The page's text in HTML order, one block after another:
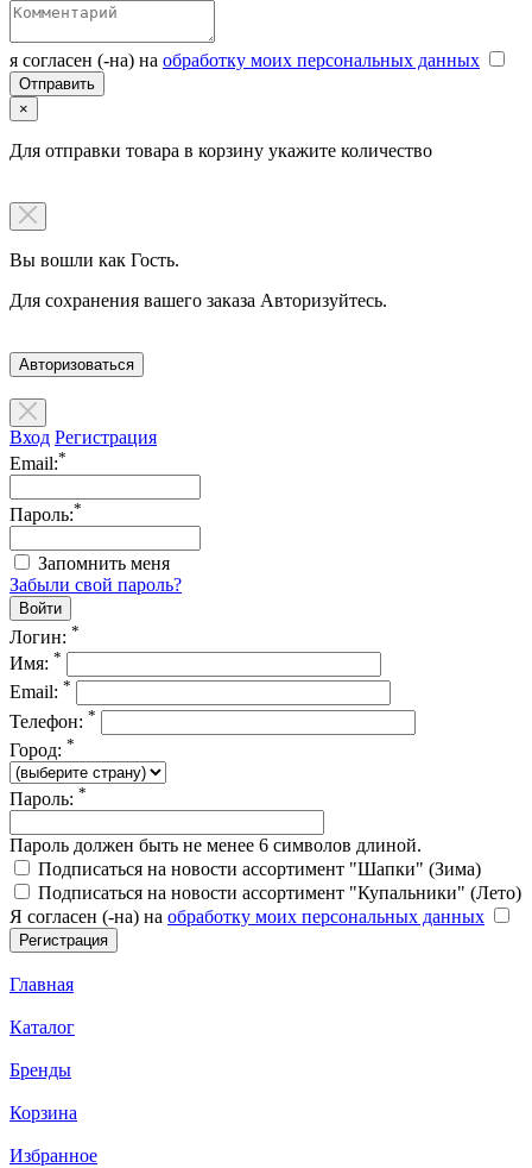
я согласен (-на) на обработку моих персональных данных
×
Для отправки товара в корзину укажите количество
Вы вошли как Гость.
Для сохранения вашего заказа Авторизуйтесь.
Авторизоваться
Вход Регистрация
Email:*
Пароль:*
Запомнить меня
Забыли свой пароль?
Логин: *
Имя: *
Email: *
Телефон: *
Город: *
Пароль: *
Пароль должен быть не менее 6 символов длиной.
Подписаться на новости ассортимент "Шапки" (Зима)
Подписаться на новости ассортимент "Купальники" (Лето)
Я согласен (-на) на обработку моих персональных данных
Главная
Каталог
Бренды
Корзина
Избранное